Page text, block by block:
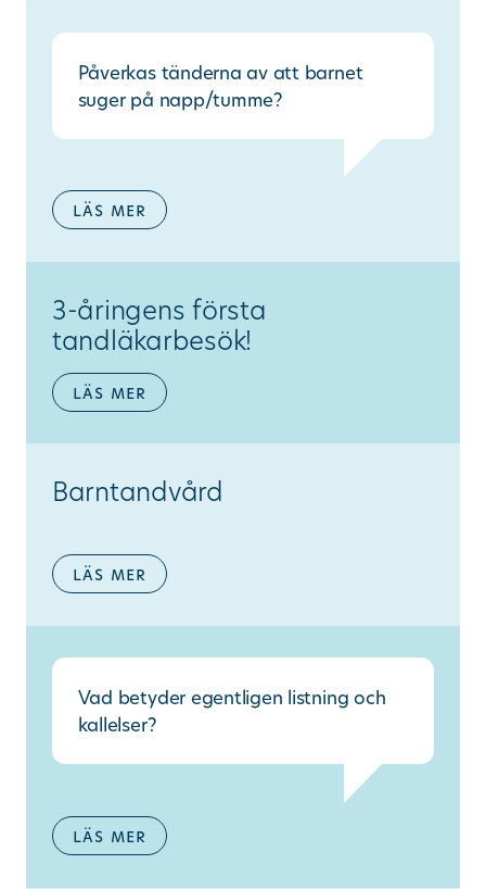
Påverkas tänderna av att barnet
suger på napp/tumme?
läs mer
3-åringens första
tandläkarbesök!
läs mer
Barntandvård
läs mer
Vad betyder egentligen listning och
kallelser?
läs mer